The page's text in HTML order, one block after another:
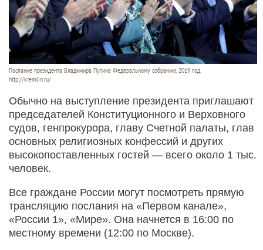
Послание президента Владимира Путина Федеральному собранию, 2019 год.
http://kremlin.ru/
Обычно на выступление президента приглашают
председателей Конституционного и Верховного
судов, генпрокурора, главу Счетной палаты, глав
основных религиозных конфессий и других
высокопоставленных гостей — всего около 1 тыс.
человек.
Все граждане России могут посмотреть прямую
трансляцию послания на «Первом канале»,
«России 1», «Мире». Она начнется в 16:00 по
местному времени (12:00 по Москве).